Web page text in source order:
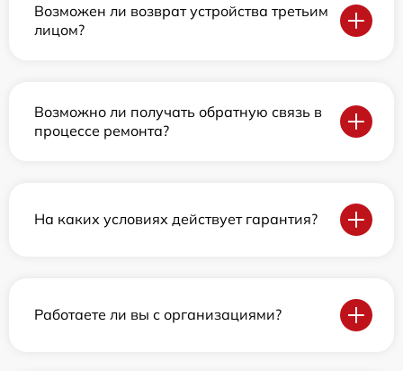
Возможен ли возврат устройства третьим
лицом?
Возможно ли получать обратную связь в
процессе ремонта?
На каких условиях действует гарантия?
Работаете ли вы с организациями?